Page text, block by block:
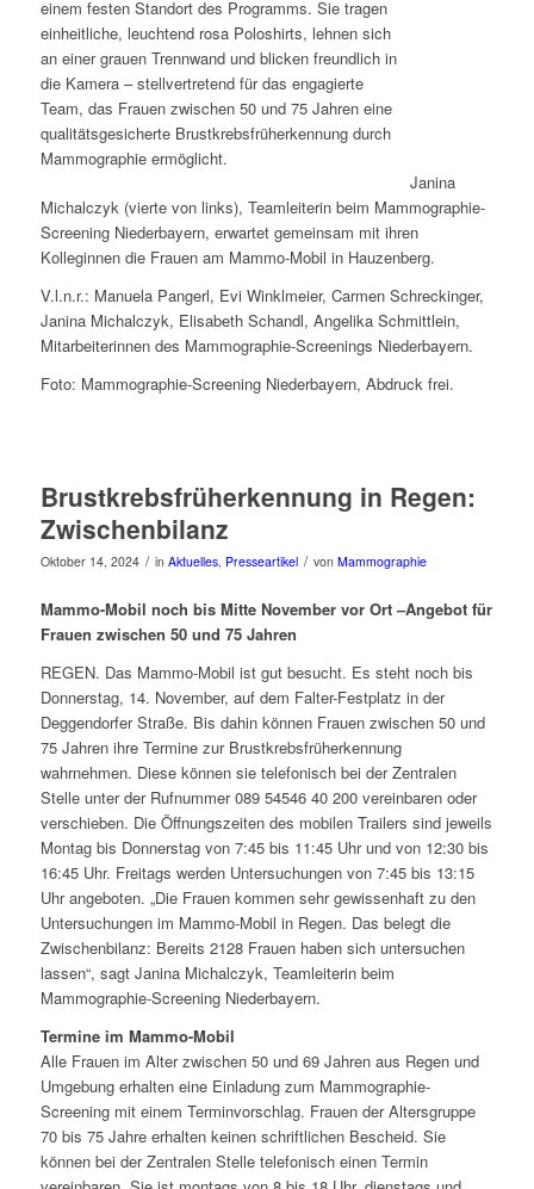
Janina
Michalczyk (vierte von links), Teamleiterin beim Mammographie-
Screening Niederbayern, erwartet gemeinsam mit ihren
Kolleginnen die Frauen am Mammo-Mobil in Hauzenberg.
V.l.n.r.: Manuela Pangerl, Evi Winklmeier, Carmen Schreckinger,
Janina Michalczyk, Elisabeth Schandl, Angelika Schmittlein,
Mitarbeiterinnen des Mammographie-Screenings Niederbayern.
Foto: Mammographie-Screening Niederbayern, Abdruck frei.
Brustkrebsfrüherkennung in Regen:
Zwischenbilanz
Oktober 14, 2024 / in Aktuelles, Presseartikel / von Mammographie
Mammo-Mobil noch bis Mitte November vor Ort –Angebot für
Frauen zwischen 50 und 75 Jahren
REGEN. Das Mammo-Mobil ist gut besucht. Es steht noch bis
Donnerstag, 14. November, auf dem Falter-Festplatz in der
Deggendorfer Straße. Bis dahin können Frauen zwischen 50 und
75 Jahren ihre Termine zur Brustkrebsfrüherkennung
wahrnehmen. Diese können sie telefonisch bei der Zentralen
Stelle unter der Rufnummer 089 54546 40 200 vereinbaren oder
verschieben. Die Öffnungszeiten des mobilen Trailers sind jeweils
Montag bis Donnerstag von 7:45 bis 11:45 Uhr und von 12:30 bis
16:45 Uhr. Freitags werden Untersuchungen von 7:45 bis 13:15
Uhr angeboten. „Die Frauen kommen sehr gewissenhaft zu den
Untersuchungen im Mammo-Mobil in Regen. Das belegt die
Zwischenbilanz: Bereits 2128 Frauen haben sich untersuchen
lassen“, sagt Janina Michalczyk, Teamleiterin beim
Mammographie-Screening Niederbayern.
Termine im Mammo-Mobil
Alle Frauen im Alter zwischen 50 und 69 Jahren aus Regen und
Umgebung erhalten eine Einladung zum Mammographie-
Screening mit einem Terminvorschlag. Frauen der Altersgruppe
70 bis 75 Jahre erhalten keinen schriftlichen Bescheid. Sie
können bei der Zentralen Stelle telefonisch einen Termin